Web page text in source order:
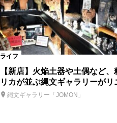
ライフ
【新店】火焔土器や土偶など
リカが並ぶ縄文ギャラリーが
縄文ギャラリー「JOMON」